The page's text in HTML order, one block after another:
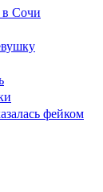
в Сочи
фейком